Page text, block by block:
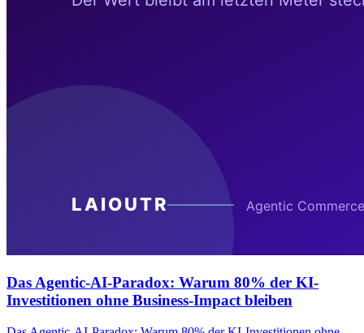
Das Agentic-AI-Paradox: Warum 80% der KI-
Investitionen ohne Business-Impact bleiben